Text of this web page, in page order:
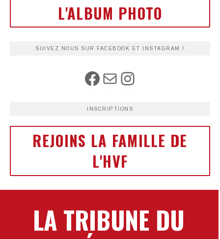
L'ALBUM PHOTO
SUIVEZ NOUS SUR FACEBOOK ET INSTAGRAM !
INSCRIPTIONS
REJOINS LA FAMILLE DE
L'HVF
LA TRIBUNE DU